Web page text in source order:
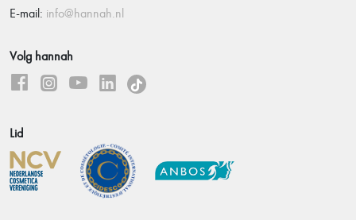
E-mail: info@hannah.nl
Volg hannah
Lid